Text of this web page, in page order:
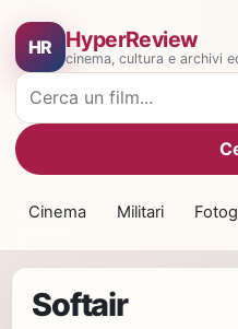
HR HyperReview
cinema, cultura e archivi
Cerca film
Cinema Militari
Softair